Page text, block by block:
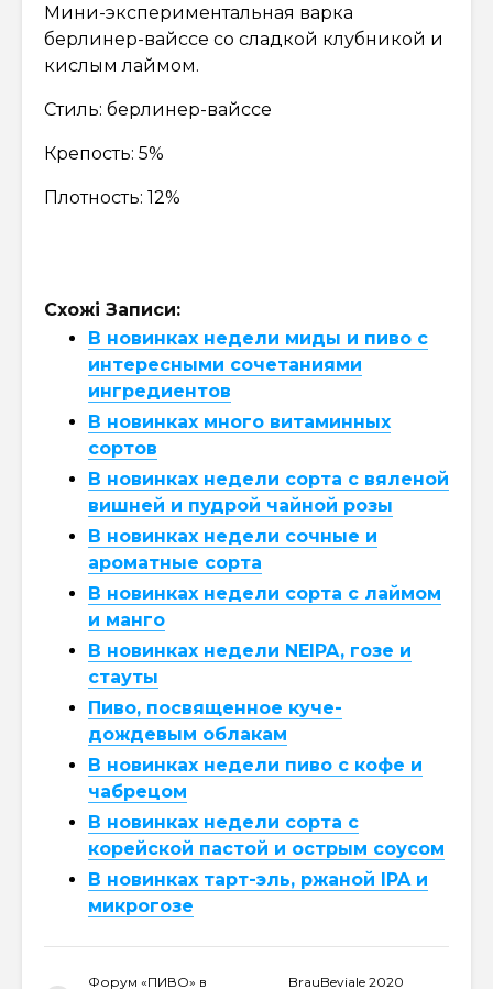
Мини-экспериментальная варка
берлинер-вайссе со сладкой клубникой и
кислым лаймом.
Стиль: берлинер-вайссе
Крепость: 5%
Плотность: 12%
Схожі Записи:
В новинках недели миды и пиво с
интересными сочетаниями
ингредиентов
В новинках много витаминных
сортов
В новинках недели сорта с вяленой
вишней и пудрой чайной розы
В новинках недели сочные и
ароматные сорта
В новинках недели сорта с лаймом
и манго
В новинках недели NEIPA, гозе и
стауты
Пиво, посвященное куче-
дождевым облакам
В новинках недели пиво с кофе и
чабрецом
В новинках недели сорта с
корейской пастой и острым соусом
В новинках тарт-эль, ржаной IPA и
микрогозе
Форум «ПИВО» в
BrauBeviale 2020